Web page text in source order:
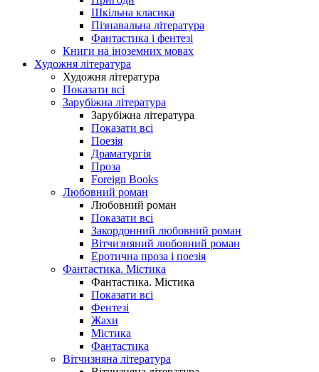
Шкільна класика
Пізнавальна література
Фантастика і фентезі
Книги на іноземних мовах
Художня література
Художня література
Показати всі
Зарубіжна література
Зарубіжна література
Показати всі
Поезія
Драматургія
Проза
Foreign Books
Любовний роман
Любовний роман
Показати всі
Закордонний любовний роман
Вітчизняний любовний роман
Еротична проза і поезія
Фантастика. Містика
Фантастика. Містика
Показати всі
Фентезі
Жахи
Містика
Фантастика
Вітчизняна література